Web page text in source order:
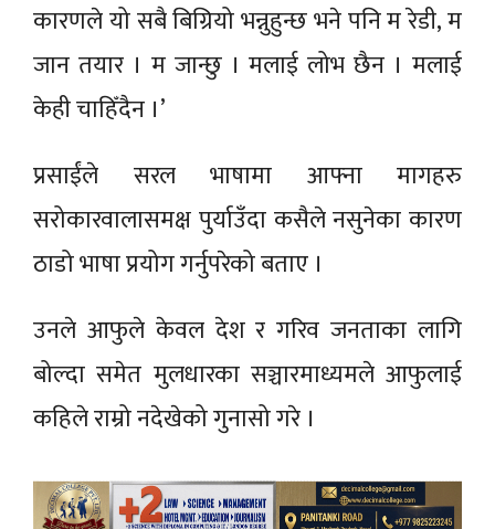
कारणले यो सबै बिग्रियो भन्नुहुन्छ भने पनि म रेडी, म
जान तयार । म जान्छु । मलाई लोभ छैन । मलाई
केही चाहिँदैन ।’
प्रसाईंले सरल भाषामा आफ्ना मागहरु
सरोकारवालासमक्ष पुर्याउँदा कसैले नसुनेका कारण
ठाडो भाषा प्रयोग गर्नुपरेको बताए ।
उनले आफुले केवल देश र गरिव जनताका लागि
बोल्दा समेत मुलधारका सञ्चारमाध्यमले आफुलाई
कहिले राम्रो नदेखेको गुनासो गरे ।